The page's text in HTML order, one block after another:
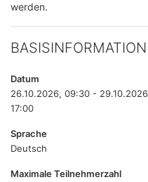
werden.
BASISINFORMATION
Datum
26.10.2026, 09:30 -
17:00
Sprache
Deutsch
Maximale Teilnehmerzahl